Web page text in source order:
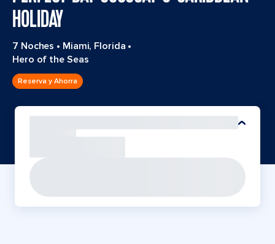
HOLIDAY
7 Noches • Miami, Florida •
Hero of the Seas
Reserva y Ahorra